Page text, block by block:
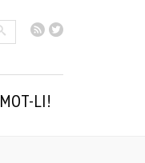
RSSTwitter
Cercar
MOT-LI!